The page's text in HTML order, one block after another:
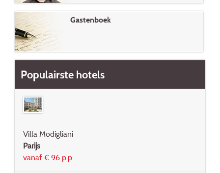
Gastenboek
Populairste hotels
Villa Modigliani
Parijs
vanaf € 96 p.p.